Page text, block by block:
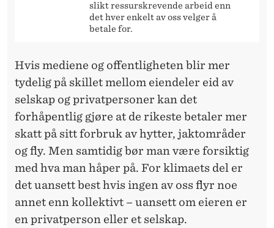
slikt ressurskrevende arbeid enn
det hver enkelt av oss velger å
betale for.
Hvis mediene og offentligheten blir mer
tydelig på skillet mellom eiendeler eid av
selskap og privatpersoner kan det
forhåpentlig gjøre at de rikeste betaler mer
skatt på sitt forbruk av hytter, jaktområder
og fly. Men samtidig bør man være forsiktig
med hva man håper på. For klimaets del er
det uansett best hvis ingen av oss flyr noe
annet enn kollektivt – uansett om eieren er
en privatperson eller et selskap.